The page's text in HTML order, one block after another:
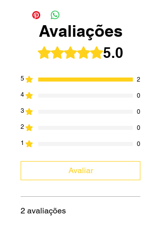
Avaliações
Rated 5 out of 5 stars.5.0
5 2
4 0
3 0
2 0
1 0
Avaliar
2 avaliações